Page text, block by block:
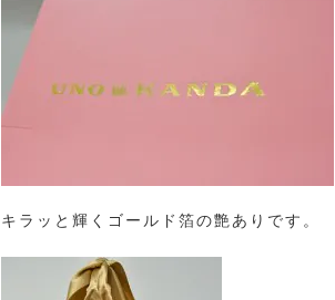
キラッと輝くゴールド箔の艶ありです。